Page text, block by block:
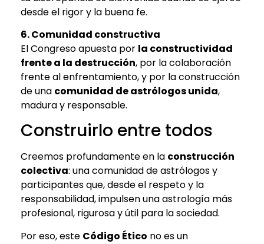
desde el rigor y la buena fe.
6. Comunidad constructiva
El Congreso apuesta por la constructividad
frente a la destrucción, por la colaboración
frente al enfrentamiento, y por la construcción
de una comunidad de astrólogos unida,
madura y responsable.
Construirlo entre todos
Creemos profundamente en la construcción
colectiva: una comunidad de astrólogos y
participantes que, desde el respeto y la
responsabilidad, impulsen una astrología más
profesional, rigurosa y útil para la sociedad.
Por eso, este Código Ético no es un